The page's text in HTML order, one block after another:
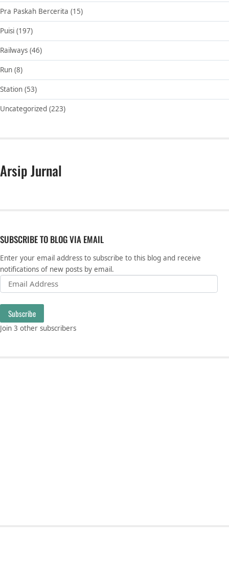
Pra Paskah Bercerita (15)
Puisi (197)
Railways (46)
Run (8)
Station (53)
Uncategorized (223)
Arsip Jurnal
SUBSCRIBE TO BLOG VIA EMAIL
Enter your email address to subscribe to this blog and receive
notifications of new posts by email.
Email Address
Subscribe
Join 3 other subscribers